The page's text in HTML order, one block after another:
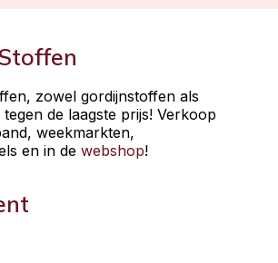
zowel gordijnstoffen als
de laagste prijs! Verkoop
weekmarkten,
en in de webshop!